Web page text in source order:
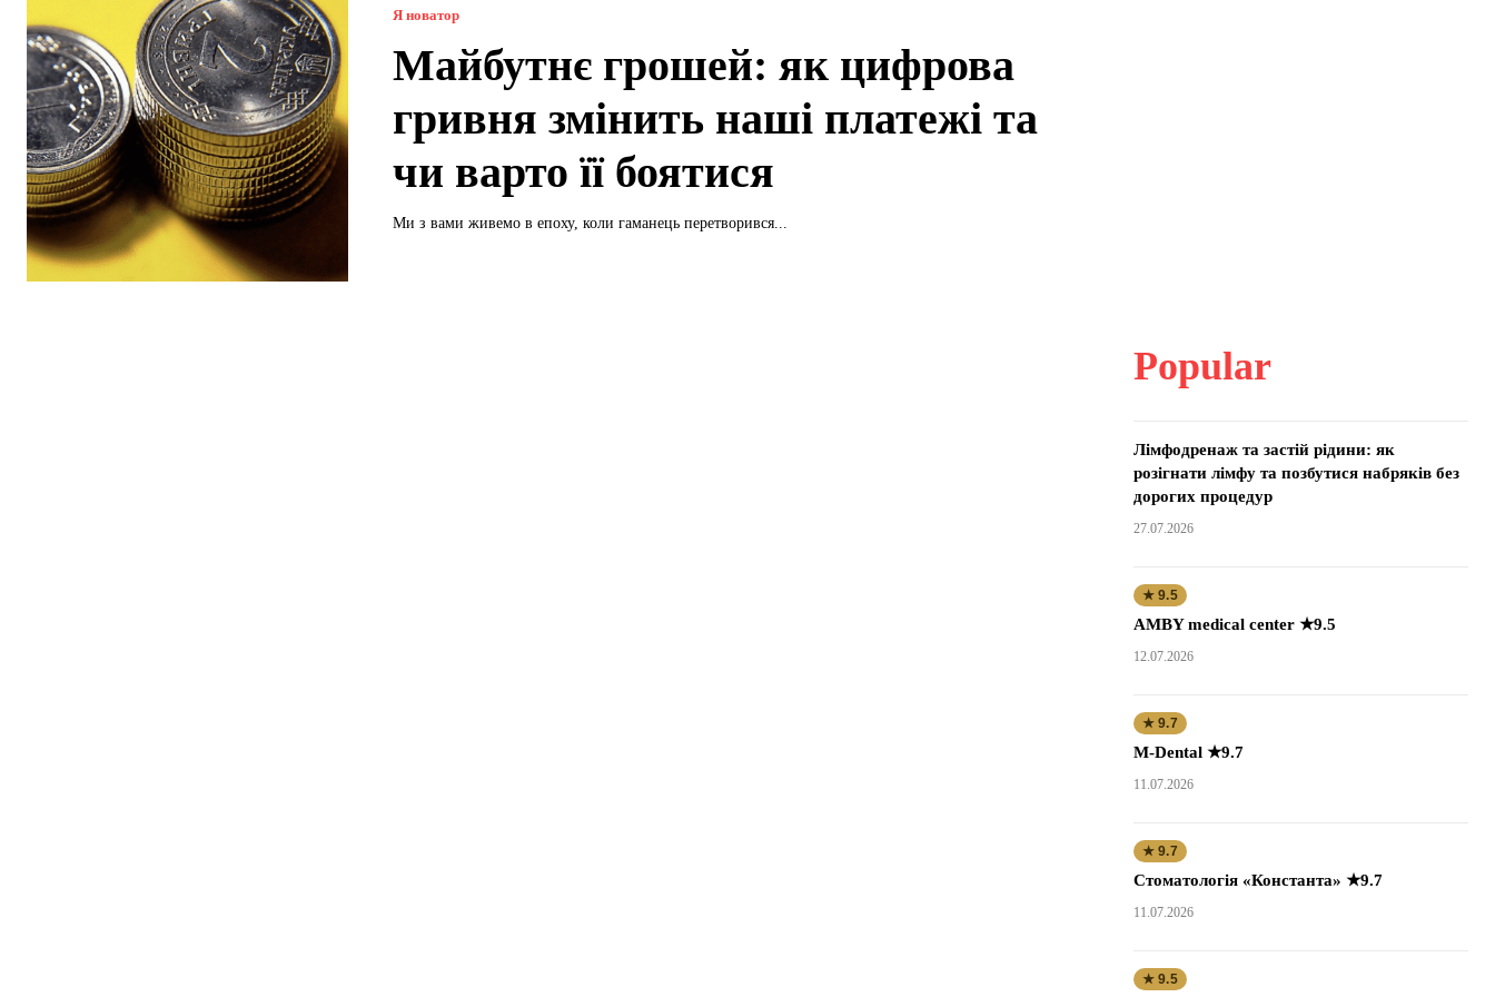
Я новатор
Майбутнє грошей: як цифрова
гривня змінить наші платежі та
чи варто її боятися
Ми з вами живемо в епоху, коли гаманець перетворився...
Popular
Лімфодренаж та застій рідини: як
розігнати лімфу та позбутися набряків без
дорогих процедур
27.07.2026
★ 9.5
AMBY medical center ★9.5
12.07.2026
★ 9.7
M-Dental ★9.7
11.07.2026
★ 9.7
Стоматологія «Константа» ★9.7
11.07.2026
★ 9.5